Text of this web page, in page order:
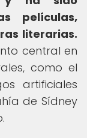
películas,
literarias.
central en
como el
artificiales
de Sídney